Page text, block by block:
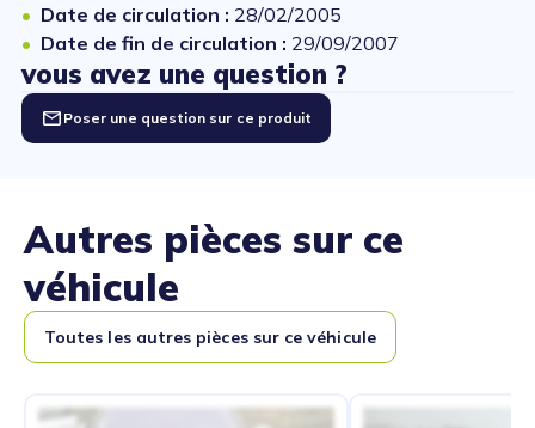
Date de circulation : 28/02/2005
Date de fin de circulation : 29/09/2007
vous avez une question ?
Poser une question sur ce produit
Autres pièces sur ce
véhicule
Toutes les autres pièces sur ce véhicule